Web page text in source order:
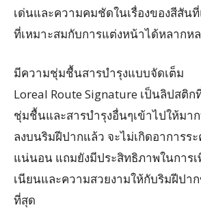
เด่นและความคมชัดในเรื่องของสีสัน
ที่เหมาะสมกับการแต่งหน้าได้หลากห
มีความชุ่มชื้นสารบำรุงแบบจัดเต็ม
Loreal Route Signature เป็นลิปสติ
ชุ่มชื้นและสารบำรุงอื่นๆเข้าไปให้มา
ลงบนริมฝีปากแล้ว จะไม่เกิดอาการระ
แน่นอน แถมยังมีประสิทธิภาพในการเ
เนียนและความสวยงามให้กับริมฝีปาก
ที่สุด